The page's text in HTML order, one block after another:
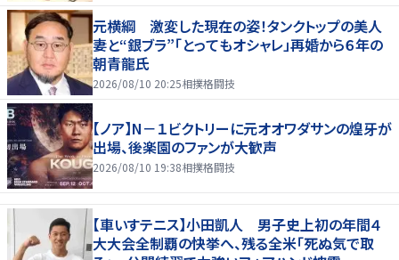
元横綱 激変した現在の姿！タンクトップの美人
妻と“銀ブラ”「とってもオシャレ」再婚から６年の
朝青龍氏
2026/08/10 20:25相撲格闘技
【ノア】N－１ビクトリーに元オオワダサンの煌牙が
出場、後楽園のファンが大歓声
2026/08/10 19:38相撲格闘技
【車いすテニス】小田凱人 男子史上初の年間４
大大会全制覇の快挙へ、残る全米「死ぬ気で取